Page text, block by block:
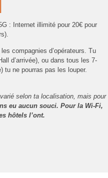
: Internet illimité pour 20€ pour
compagnies d’opérateurs. Tu
d’arrivée), ou dans tous les 7-
tu ne pourras pas les louper.
selon ta localisation, mais pour
eu aucun souci. Pour la Wi-Fi,
hôtels l’ont.